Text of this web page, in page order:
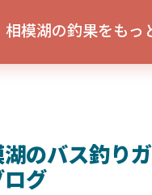
相模湖の釣果をもっ
のバス釣り
ログ